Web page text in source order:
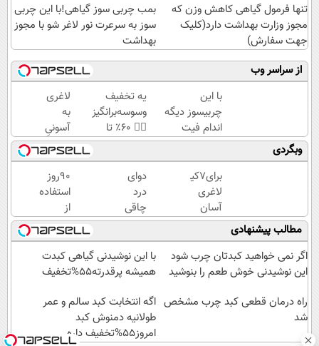
تنها فرمول گیاهی کاهش وزن که
مجوز وزارت بهداشت دارد(کلیک
جهت سفارش)
بمب چربی سوز گیاهی!با این چربی
سوز به سرعرت نور لاغر شو با مجوز
بهداشت
از سراسر وب
با این
چربیسوز دیگه
اندام فیت
آرزو
نیست(تخفیف
تا امشب)
یه تخفیف
وسوسه‌برانگیز
👈🏻 60٪ تا
امشب! با
چربیسوز
گیاهی آسون
لاغر شو
لاغری
به
آسونیِ
نوشیدن
یک
دمنوش
خوش
طعم
وبگردی
برای7کیلو
لاغری
آسان
در ماه
همین
حالا
اقدام
سفارش
دوای
درد
چاقی
این
نوشیدنی
گیاهیه
90روز
استفاده
از
چربیسوز
گیاهی
👋🏻
خدافظی
با چاقی!
تخفیف
مطالب پیشنهادی
اگر نمی خواهید کبدتان چرب شود
این نوشیدنی خوش طعم را بنوشید
با این نوشیدنی گیاهی کبدت
همیشه پرقدرته55%تخفیف
راه درمان قطعی کبد چرب مشخص
شد
اگه انتخابت کبد سالم و عمر
طولانیه دمنوش کبد
امروز55%تخفیف داره